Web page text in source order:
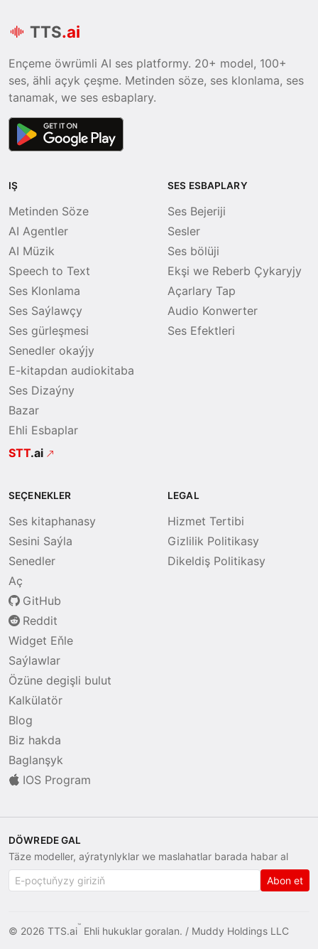
TTS.ai
Ençeme öwrümli AI ses platformy. 20+ model, 100+
ses, ähli açyk çeşme. Metinden söze, ses klonlama, ses
tanamak, we ses esbaplary.
IŞ
Metinden Söze
AI Agentler
AI Müzik
Speech to Text
Ses Klonlama
Ses Saýlawçy
Ses gürleşmesi
Senedler okaýjy
E-kitapdan audiokitaba
Ses Dizaýny
Bazar
Ehli Esbaplar
STT.ai
SES ESBAPLARY
Ses Bejeriji
Sesler
Ses bölüji
Ekşi we Reberb Çykaryjy
Açarlary Tap
Audio Konwerter
Ses Efektleri
SEÇENEKLER
Ses kitaphanasy
Sesini Saýla
Senedler
Aç
GitHub
Reddit
Widget Eňle
Saýlawlar
Özüne degişli bulut
Kalkülatör
Blog
Biz hakda
Baglanşyk
IOS Program
LEGAL
Hizmet Tertibi
Gizlilik Politikasy
Dikeldiş Politikasy
DÖWREDE GAL
Täze modeller, aýratynlyklar we maslahatlar barada habar al
Abon et
© 2026 TTS.ai™ Ehli hukuklar goralan. / Muddy Holdings LLC